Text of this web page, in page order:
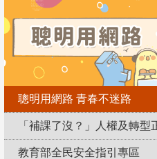
聰明用網路 青春不迷路
「補課了沒？」人權及轉型
教育部全民安全指引專區